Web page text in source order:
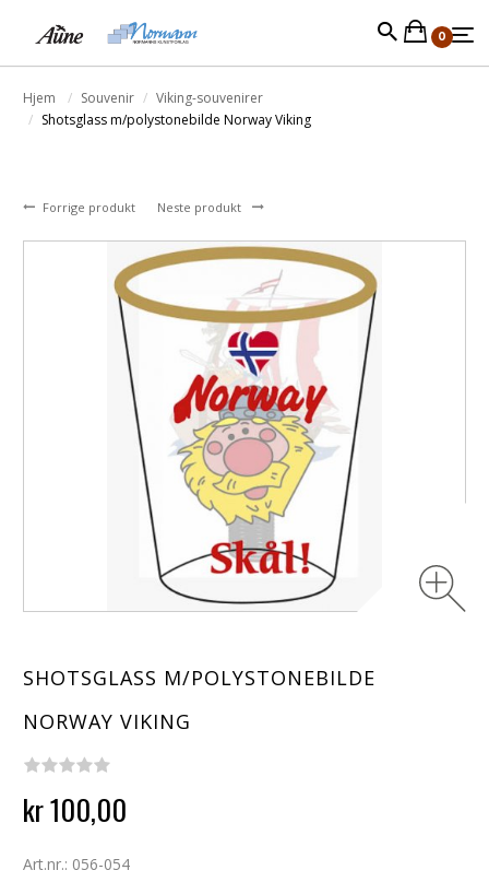
0
Hjem Souvenir
Viking-souvenirer
Shotsglass m/polystonebilde Norway Viking
Forrige produkt Neste produkt
SHOTSGLASS M/POLYSTONEBILDE
NORWAY VIKING
kr 100,00
Art.nr.: 056-054